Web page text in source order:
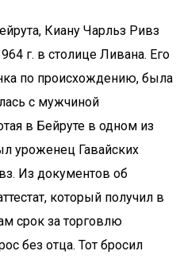
Киану Чарльз Ривз
г. в столице Ливана. Его
по происхождению, была
с мужчиной
в Бейруте в одном из
уроженец Гавайских
Из документов об
который получил в
срок за торговлю
без отца. Тот бросил